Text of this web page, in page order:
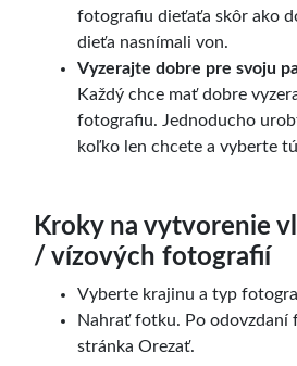
fotografiu dieťaťa skôr ako
dieťa nasnímali von.
Vyzerajte dobre pre svoju
Každý chce mať dobre
fotografiu. Jednoducho
koľko len chcete a vyberte
Kroky na vytvorenie
/ vízových fotografií
Vyberte krajinu a typ
Nahrať fotku. Po odovzdaní
stránka Orezať.